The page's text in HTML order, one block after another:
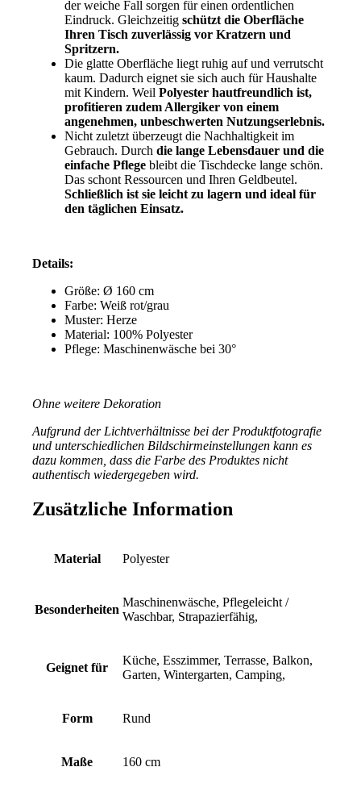
der weiche Fall sorgen für einen ordentlichen
Eindruck. Gleichzeitigschützt die Oberfläche
Ihren Tisch zuverlässig vor Kratzern und
Spritzern.
Die glatte Oberfläche liegt ruhig auf und verrutscht
kaum. Dadurch eignet sie sich auch für Haushalte
mit Kindern. WeilPolyester hautfreundlich ist,
profitieren zudem Allergiker von einem
angenehmen, unbeschwerten Nutzungserlebnis.
Nicht zuletzt überzeugt die Nachhaltigkeit im
Gebrauch. Durchdie lange Lebensdauer und die
einfache Pflege bleibt die Tischdecke lange schön.
Das schont Ressourcen und Ihren Geldbeutel.
Schließlich ist sie leicht zu lagern und ideal für
den täglichen Einsatz.
Details:
Größe: Ø 160 cm
Farbe: Weiß rot/grau
Muster: Herze
Material: 100% Polyester
Pflege: Maschinenwäsche bei 30°
Ohne weitere Dekoration
Aufgrund der Lichtverhältnisse bei der Produktfotografie
und unterschiedlichen Bildschirmeinstellungen kann es
dazu kommen, dass die Farbe des Produktes nicht
authentisch wiedergegeben wird.
Zusätzliche Information
Material Polyester
Besonderheiten
Maschinenwäsche, Pflegeleicht /
Waschbar, Strapazierfähig,
Geignet für
Küche, Esszimmer, Terrasse, Balkon,
Garten, Wintergarten, Camping,
Form Rund
Maße 160 cm